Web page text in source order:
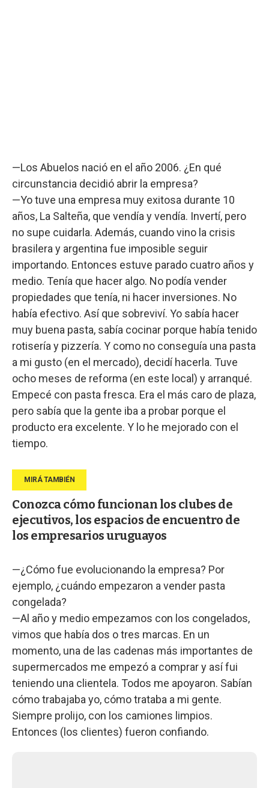
—Los Abuelos nació en el año 2006. ¿En qué
circunstancia decidió abrir la empresa?
—Yo tuve una empresa muy exitosa durante 10
años, La Salteña, que vendía y vendía. Invertí, pero
no supe cuidarla. Además, cuando vino la crisis
brasilera y argentina fue imposible seguir
importando. Entonces estuve parado cuatro años y
medio. Tenía que hacer algo. No podía vender
propiedades que tenía, ni hacer inversiones. No
había efectivo. Así que sobreviví. Yo sabía hacer
muy buena pasta, sabía cocinar porque había tenido
rotisería y pizzería. Y como no conseguía una pasta
a mi gusto (en el mercado), decidí hacerla. Tuve
ocho meses de reforma (en este local) y arranqué.
Empecé con pasta fresca. Era el más caro de plaza,
pero sabía que la gente iba a probar porque el
producto era excelente. Y lo he mejorado con el
tiempo.
Conozca cómo funcionan los clubes de
ejecutivos, los espacios de encuentro de
los empresarios uruguayos
—¿Cómo fue evolucionando la empresa? Por
ejemplo, ¿cuándo empezaron a vender pasta
congelada?
—Al año y medio empezamos con los congelados,
vimos que había dos o tres marcas. En un
momento, una de las cadenas más importantes de
supermercados me empezó a comprar y así fui
teniendo una clientela. Todos me apoyaron. Sabían
cómo trabajaba yo, cómo trataba a mi gente.
Siempre prolijo, con los camiones limpios.
Entonces (los clientes) fueron confiando.